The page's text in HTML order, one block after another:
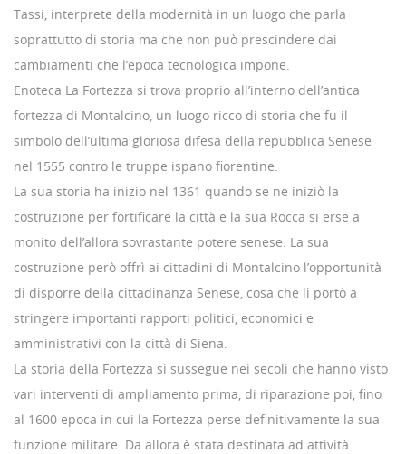
Tassi, interprete della modernità in un luogo che parla
soprattutto di storia ma che non può prescindere dai
cambiamenti che l’epoca tecnologica impone.
Enoteca La Fortezza si trova proprio all’interno dell’antica
fortezza di Montalcino, un luogo ricco di storia che fu il
simbolo dell’ultima gloriosa difesa della repubblica Senese
nel 1555 contro le truppe ispano fiorentine.
La sua storia ha inizio nel 1361 quando se ne iniziò la
costruzione per fortificare la città e la sua Rocca si erse a
monito dell’allora sovrastante potere senese. La sua
costruzione però offrì ai cittadini di Montalcino l’opportunità
di disporre della cittadinanza Senese, cosa che li portò a
stringere importanti rapporti politici, economici e
amministrativi con la città di Siena.
La storia della Fortezza si sussegue nei secoli che hanno visto
vari interventi di ampliamento prima, di riparazione poi, fino
al 1600 epoca in cui la Fortezza perse definitivamente la sua
funzione militare. Da allora è stata destinata ad attività